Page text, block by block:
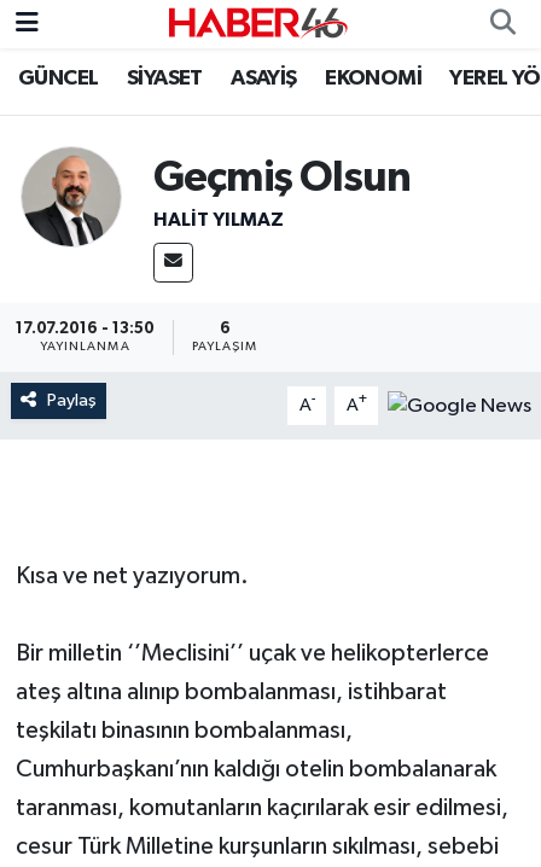
GÜNCEL SİYASET ASAYİŞ EKONOMİ YEREL
Geçmiş Olsun
HALIT YILMAZ
17.07.2016 - 13:50
YAYINLANMA
6
PAYLAŞIM
Paylaş A- A+
Kısa ve net yazıyorum.
Bir milletin ‘’Meclisini’’ uçak ve helikopterlerce
ateş altına alınıp bombalanması, istihbarat
teşkilatı binasının bombalanması,
Cumhurbaşkanı’nın kaldığı otelin bombalanarak
taranması, komutanların kaçırılarak esir edilmesi,
cesur Türk Milletine kurşunların sıkılması, sebebi
GÜNCEL
SİYASET
EKONOMİ
YAŞAM
TEKNOLOJİ
İLÇE HABERLERİ
KÜLTÜR-SANAT
DÜNYA
Nöbetçi Eczaneler
Hava Durumu
Kahramanmaraş Namaz Vakitleri
Trafik Durumu
Süper Lig Puan Durumu ve Fikstür
Tüm Manşetler